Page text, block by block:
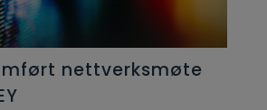
nettverksmøte